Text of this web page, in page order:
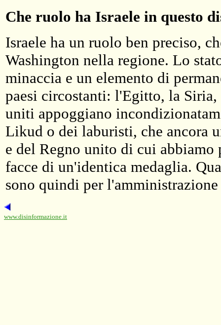
Che ruolo ha Israele in questo
Israele ha un ruolo ben preciso,
Washington nella regione. Lo
minaccia e un elemento di
paesi circostanti: l'Egitto, la
uniti appoggiano
Likud o dei laburisti, che ancora
e del Regno unito di cui abbiamo
facce di un'identica medaglia.
sono quindi per
www.disinformazione.it